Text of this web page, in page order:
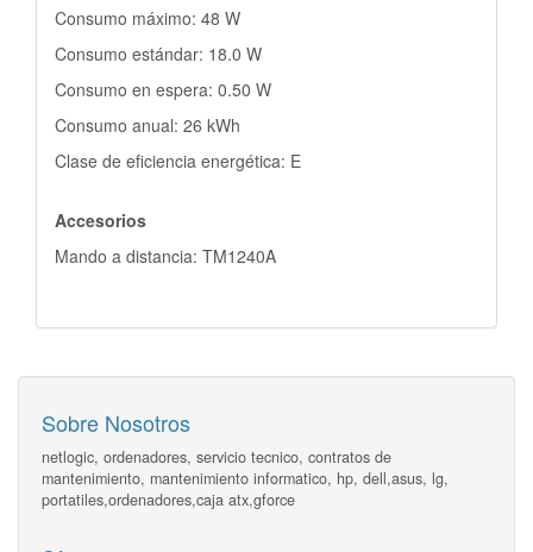
Consumo máximo: 48 W
Consumo estándar: 18.0 W
Consumo en espera: 0.50 W
Consumo anual: 26 kWh
Clase de eficiencia energética: E
Accesorios
Mando a distancia: TM1240A
Sobre Nosotros
netlogic, ordenadores, servicio tecnico, contratos de
mantenimiento, mantenimiento informatico, hp, dell,asus, lg,
portatiles,ordenadores,caja atx,gforce